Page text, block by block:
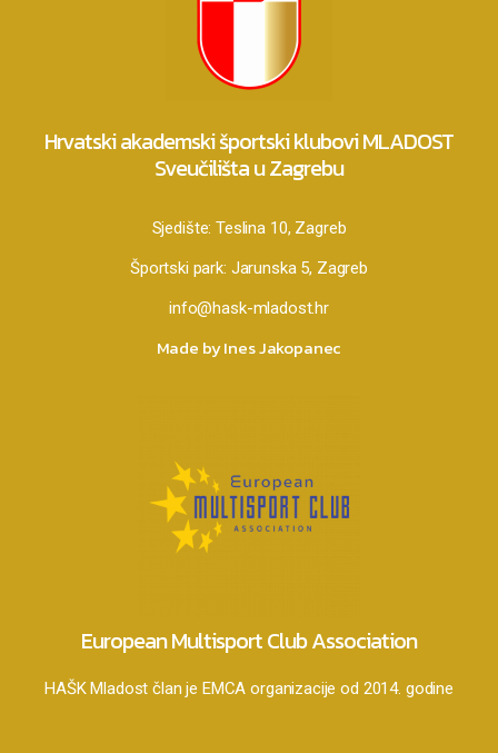
Hrvatski akademski športski klubovi MLADOST
Sveučilišta u Zagrebu
Sjedište:Teslina 10, Zagreb
Športski park: Jarunska 5, Zagreb
info@hask-mladost.hr
Made by Ines Jakopanec
European Multisport Club Association
HAŠK Mladost član je EMCA organizacije od 2014. godine